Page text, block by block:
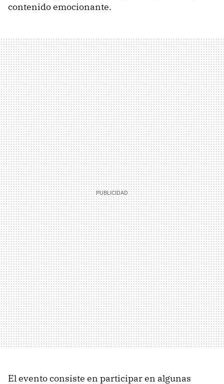
contenido emocionante.
El evento consiste en participar en algunas